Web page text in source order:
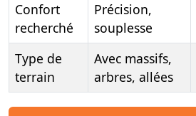
Confort
recherché
Précision,
souplesse
Type de
terrain
Avec massifs,
arbres, allées